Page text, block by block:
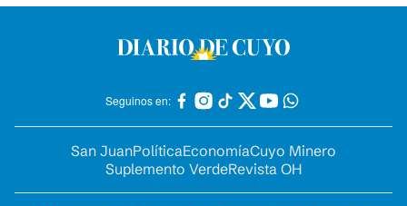
Seguinos en:
San JuanPolíticaEconomíaCuyo Minero
Suplemento VerdeRevista OH